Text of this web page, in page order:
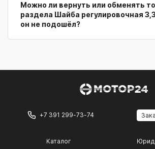
Можно ли вернуть или обменять
раздела Шайба регулировочная
он не подошёл?
+7 391 299-73-74
Каталог